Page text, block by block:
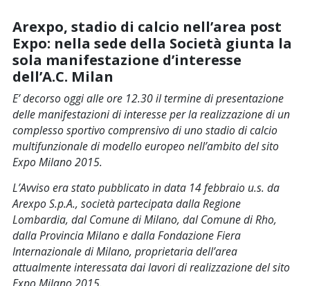
Arexpo, stadio di calcio nell’area post
Expo: nella sede della Società giunta la
sola manifestazione d’interesse
dell’A.C. Milan
E’ decorso oggi alle ore 12.30 il termine di presentazione
delle manifestazioni di interesse per la realizzazione di un
complesso sportivo comprensivo di uno stadio di calcio
multifunzionale di modello europeo nell’ambito del sito
Expo Milano 2015.
L’Avviso era stato pubblicato in data 14 febbraio u.s. da
Arexpo S.p.A., società partecipata dalla Regione
Lombardia, dal Comune di Milano, dal Comune di Rho,
dalla Provincia Milano e dalla Fondazione Fiera
Internazionale di Milano, proprietaria dell’area
attualmente interessata dai lavori di realizzazione del sito